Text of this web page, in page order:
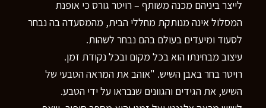
לייצר ביניהם מכנה משותף – רויטר גורס כי אופנת
המסלול אינה מנותקת מחללי הבית, מהמסעדה בה נבחר
לסעוד ומיעדים בעולם בהם נבחר לשהות.
עיצוב מבחינתו הוא בכל מקום ובכל נקודת זמן.
רויטר בחר באבן השיש. "אוהב את המראה הטבעי של
השיש, את הגידים והגוונים שנבראו על ידי הטבע.